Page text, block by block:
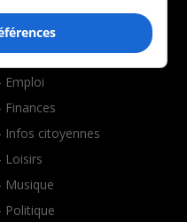
Art de vivre
Bien-être
Emploi
Finances
Infos citoyennes
Loisirs
Musique
Politique